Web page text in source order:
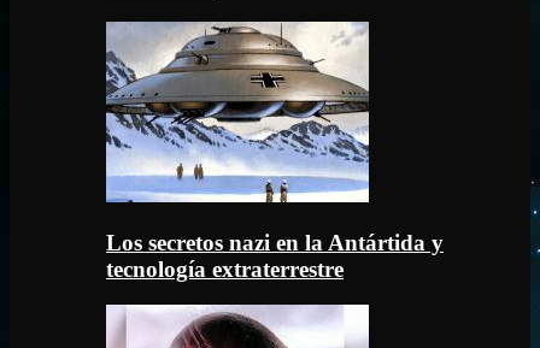
Los secretos nazi en la Antártida y
tecnología extraterrestre